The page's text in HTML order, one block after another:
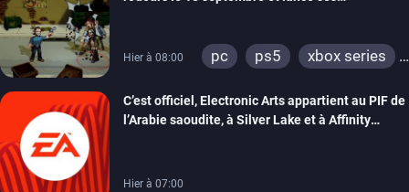
Hier à 08:00 pc ps5
xbox series
C’est officiel, Electronic Arts appartient au PIF de
l’Arabie saoudite, à Silver Lake et à Affinity
Hier à 07:00